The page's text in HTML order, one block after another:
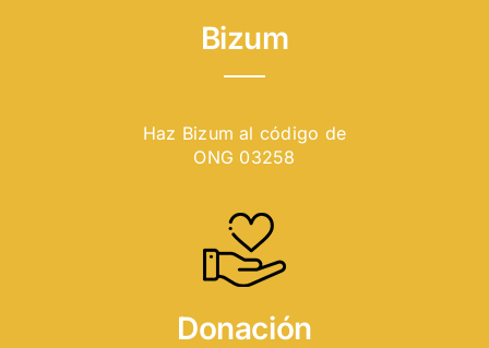
Bizum
Haz Bizum al código de
ONG 03258
Donación